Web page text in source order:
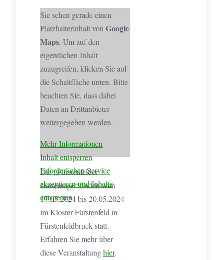
Sie sehen gerade einen
Platzhalterinhalt vonGoogle
Maps. Um auf den
eigentlichen Inhalt
zuzugreifen, klicken Sie auf
die Schaltfläche unten. Bitte
beachten Sie, dass dabei
Daten an Drittanbieter
weitergegeben werden.
Mehr Informationen
Inhalt entsperren
Erforderlichen Service
akzeptieren und Inhalte
entsperren
Die „Fürstenfelder
Gartentage“ finden vom
17.05.2024 bis 20.05.2024
im Kloster Fürstenfeld in
Fürstenfeldbruck statt.
Erfahren Sie mehr über
diese Veranstaltunghier.